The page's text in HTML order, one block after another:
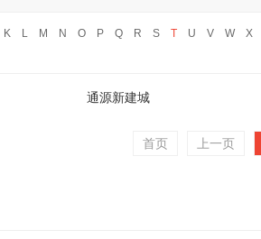
K L M N O P Q R S T U V W X
通源新建城
首页 上一页